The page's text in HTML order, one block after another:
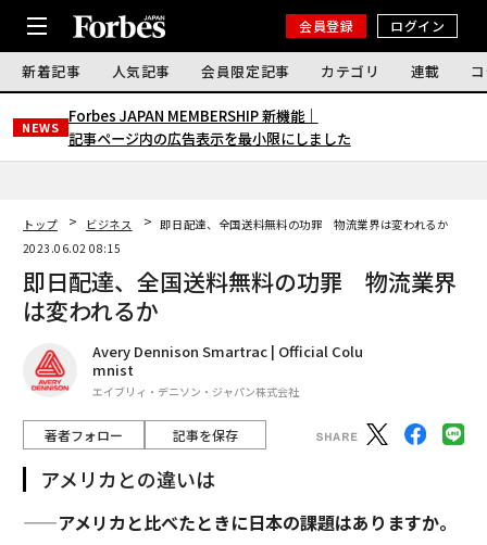
会員登録 ログイン
新着記事 人気記事 会員限定記事 カテゴリ 連載
NEWS
Forbes JAPAN MEMBERSHIP 新機能｜
記事ページ内の広告表示を最小限にしました
トップ ビジネス
即日配達、全国送料無料の功罪 物流業界は変われるか
2023.06.02 08:15
即日配達、全国送料無料の功罪 物流業界
は変われるか
Avery Dennison Smartrac | Official Colu
mnist
エイブリィ・デニソン・ジャパン株式会社
著者フォロー 記事を保存
アメリカとの違いは
——アメリカと比べたときに日本の課題はありますか。